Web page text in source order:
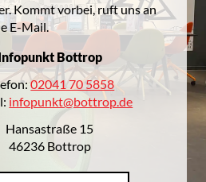
Kommt vorbei, ruft uns an
E-Mail.
Bottrop
02041 70 5858
infopunkt@bottrop.de
Hansastraße 15
46236 Bottrop